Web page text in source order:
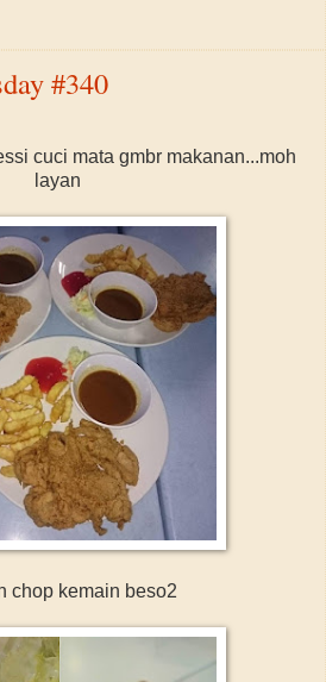
#340
cuci mata gmbr makanan...moh
layan
chop kemain beso2